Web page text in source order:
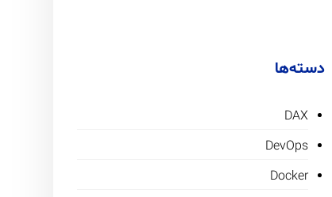
دسته‌ها
DAX
DevOps
Docker